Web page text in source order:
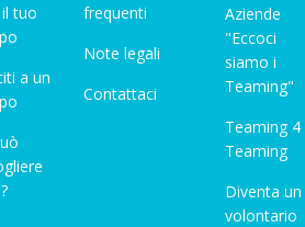
tuo
a un
frequenti
Note legali
Contattaci
Aziende
"Eccoci
siamo i
Teaming"
Teaming 4
Teaming
Diventa un
volontario